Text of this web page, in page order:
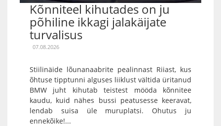
Kõnniteel kihutades on ju
põhiline ikkagi jalakäijate
turvalisus
07.08.2026
Stiilinäide lõunanaabrite pealinnast Riiast, kus
õhtuse tipptunni alguses liiklust vältida üritanud
BMW juht kihutab teistest mööda kõnnitee
kaudu, kuid nähes bussi peatusesse keeravat,
lendab suisa üle muruplatsi. Ohutus ju
ennekõike!...